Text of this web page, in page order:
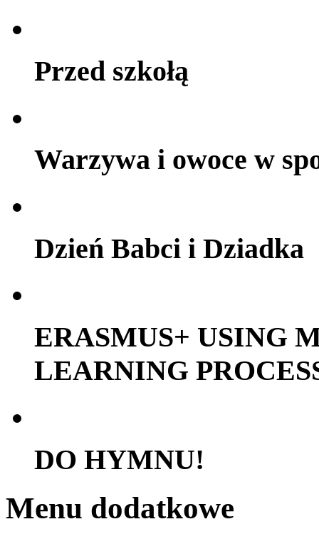
Przed szkołą
Warzywa i owoce w
Dzień Babci i Dziadka
ERASMUS+ USING
LEARNING
DO HYMNU!
Menu dodatkowe